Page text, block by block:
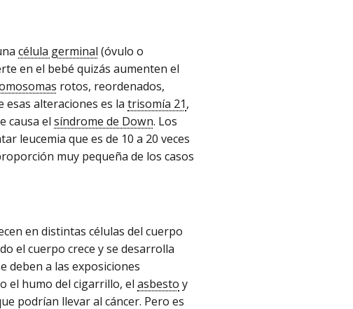
célula germinal (óvulo o
en el bebé quizás aumenten el
rotos, reordenados,
esas alteraciones es la trisomía 21,
causa el síndrome de Down. Los
leucemia que es de 10 a 20 veces
muy pequeña de los casos
en distintas células del cuerpo
el cuerpo crece y se desarrolla
deben a las exposiciones
el humo del cigarrillo, el asbesto y
podrían llevar al cáncer. Pero es